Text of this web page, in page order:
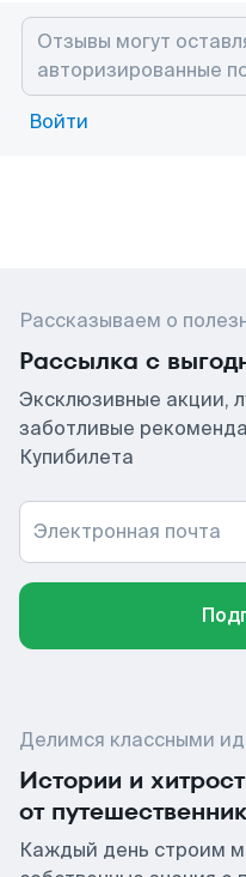
Войти
Рассказываем о
Рассылка с
Эксклюзивные акции,
заботливые
Купибилета
Электронная почта
Делимся классными
Истории и
от
Каждый день строим